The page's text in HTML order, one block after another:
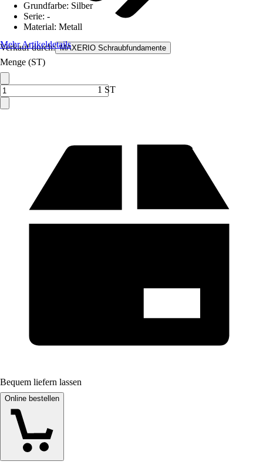
Verkauf durch: MAXERIO Schraubfundamente
Grundfarbe: Silber
Serie: -
Material: Metall
Mehr Artikeldetails
Menge (ST)
1 ST
Bequem liefern lassen
Online bestellen